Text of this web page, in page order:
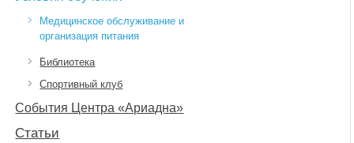
Медицинское обслуживание и
организация питания
Библиотека
Спортивный клуб
События Центра «Ариадна»
Статьи